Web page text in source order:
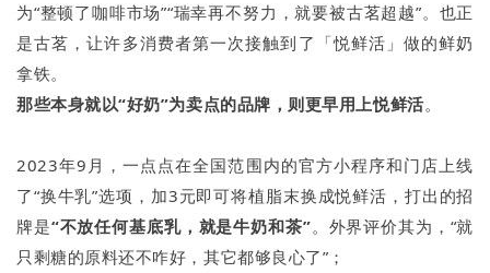
为“整顿了咖啡市场”“瑞幸再不努力，就要被古茗超越”。也正
是古茗，让许多消费者第一次接触到了「悦鲜活」做的鲜奶
拿铁。
那些本身就以“好奶”为卖点的品牌，则更早用上悦鲜活。
2023年9月，一点点在全国范围内的官方小程序和门店上线
了“换牛乳”选项，加3元即可将植脂末换成悦鲜活，打出的招
牌是“不放任何基底乳，就是牛奶和茶”。外界评价其为，“就
只剩糖的原料还不咋好，其它都够良心了”；